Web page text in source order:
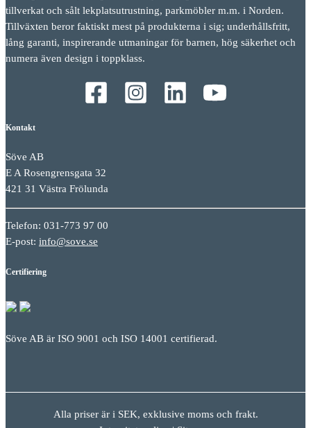
tillverkat och sålt lekplatsutrustning, parkmöbler m.m. i Norden.
Tillväxten beror faktiskt mest på produkterna i sig; underhållsfritt,
lång garanti, inspirerande utmaningar för barnen, hög säkerhet och
numera även design i toppklass.
Kontakt
Söve AB
E A Rosengrensgata 32
421 31 Västra Frölunda
Telefon: 031-773 97 00
E-post: info@sove.se
Certifiering
Söve AB är ISO 9001 och ISO 14001 certifierad.
Alla priser är i SEK, exklusive moms och frakt.